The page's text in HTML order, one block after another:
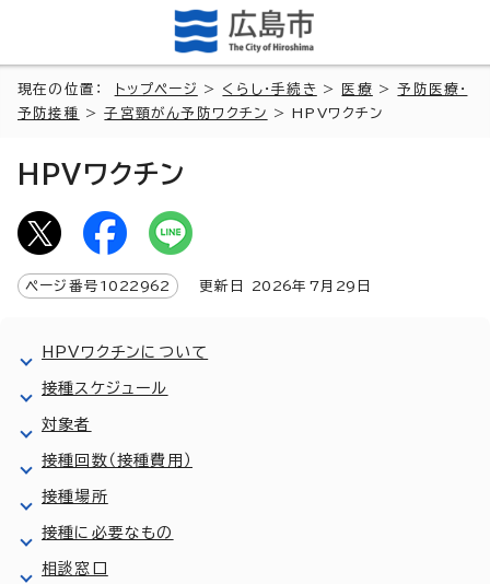
現在の位置： トップページ > くらし・手続き > 医療 >予防医療・
予防接種
>子宮頸がん予防ワクチン > HPVワクチン
HPVワクチン
ページ番号 1022962 更新日 2026年7月 29 日
HPVワクチンについて
接種スケジュール
対象者
接種回数（接種費用）
接種場所
接種に必要なもの
相談窓口